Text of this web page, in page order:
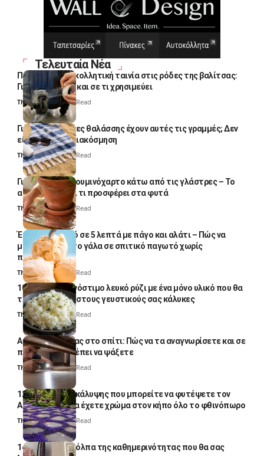
Τελευταία Νέα
Πολλοί βάζουν κολλητική ταινία στις ρόδες της βαλίτσας:
Γιατί το κάνουν και σε τι χρησιμεύει
Thali Ombre4 Min Read
Γιατί οι πετσέτες θαλάσσης έχουν αυτές τις γραμμές; Δεν
είναι μόνο για διακόσμηση
Thali Ombre5 Min Read
Γιατί βάζουν αλουμινόχαρτο κάτω από τις γλάστρες – Το
απλό κόλπο και τι προσφέρει στα φυτά
Thali Ombre4 Min Read
Έτοιμο παγωτό σε 5 λεπτά με πάγο και αλάτι – Πώς να
μετατρέψετε το γάλα σε σπιτικό παγωτό χωρίς
παγωτομηχανή
Thali Ombre 4 Min Read
10 φορές ποιο νόστιμο λευκό ρύζι με ένα μόνο υλικό που θα
το απογειώσει στους γευστικούς σας κάλυκες
Thali Ombre4 Min Read
Αυγά κατσαρίδας στο σπίτι: Πώς να τα αναγνωρίσετε και σε
ποια σημεία πρέπει να ψάξετε
Thali Ombre4 Min Read
12 φυτά εδαφοκάλυψης που μπορείτε να φυτέψετε τον
Αύγουστο για να έχετε χρώμα στον κήπο όλο το φθινόπωρο
Thali Ombre7 Min Read
14 πανέξυπνα κόλπα της καθημερινότητας που θα σας